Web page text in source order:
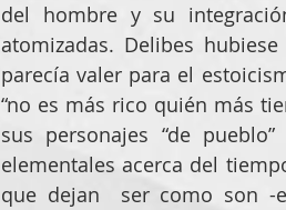
del hombre y su
atomizadas. Delibes
parecía valer para el
“no es más rico quién más
sus personajes “de
elementales acerca del
que dejan  ser como son -